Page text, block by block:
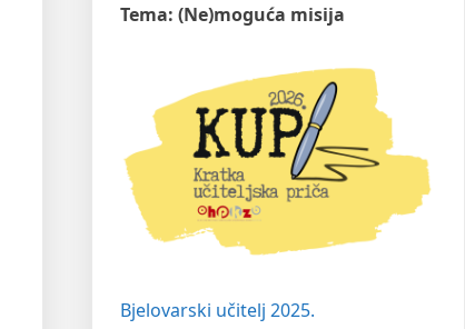
Tema: (Ne)moguća misija
Bjelovarski učitelj 2025.